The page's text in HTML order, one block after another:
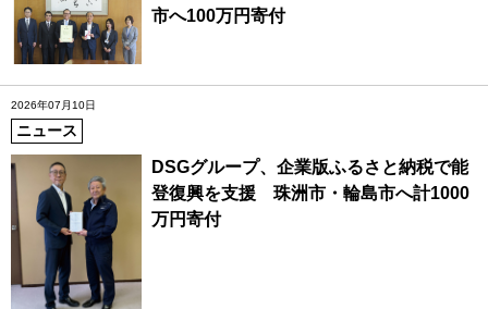
市へ100万円寄付
2026年07月10日
ニュース
DSGグループ、企業版ふるさと納税で能
登復興を支援 珠洲市・輪島市へ計1000
万円寄付